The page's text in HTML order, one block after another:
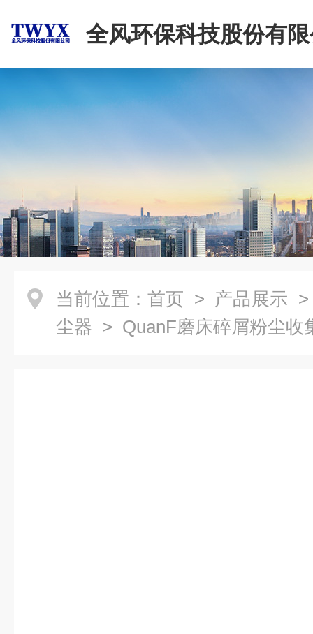
全风环保科技股份有
当前位置： 首页 > 产品展示
尘器 > QuanF磨床碎屑粉尘收